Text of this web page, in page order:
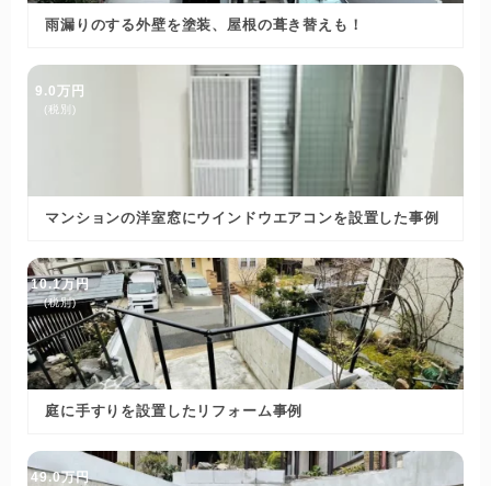
雨漏りのする外壁を塗装、屋根の葺き替えも！
9.0万円
(税別)
マンションの洋室窓にウインドウエアコンを設置した事例
10.1万円
(税別)
庭に手すりを設置したリフォーム事例
49.0万円